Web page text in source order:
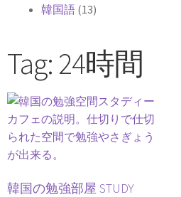
韓国語 (13)
Tag: 24時間
韓国の勉強部屋 STUDY